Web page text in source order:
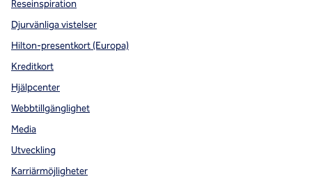
Reseinspiration
Djurvänliga vistelser
Hilton-presentkort (Europa)
Kreditkort
Hjälpcenter
Webbtillgänglighet
Media
Utveckling
Karriärmöjligheter